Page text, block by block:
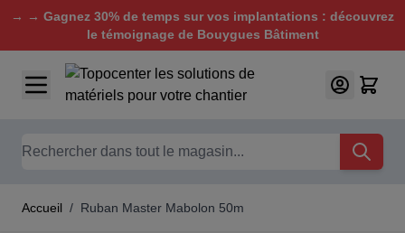
→ → Gagnez 30% de temps sur vos implantations : découvrez
le témoignage de Bouygues Bâtiment
Aller au contenu
Chercher
Accueil / Ruban Master Mabolon 50m